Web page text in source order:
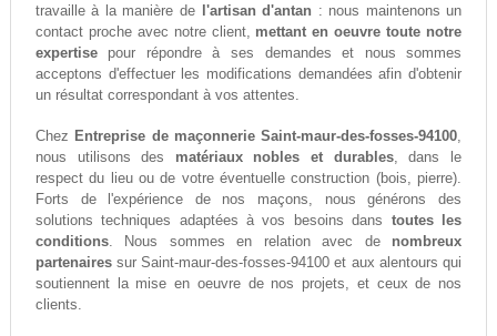
travaille à la manière de
l'artisan d'antan : nous maintenons un
contact proche avec notre client, mettant en oeuvre toute notre
expertisepour répondre à ses demandes et nous sommes
acceptons d'effectuer les modifications demandées afin d'obtenir
un résultat correspondant à vos attentes.
Chez Entreprise de maçonnerie Saint-maur-des-fosses-94100,
nous utilisons des matériaux nobles et durables, dans le
respect du lieu ou de votre éventuelle construction (bois, pierre).
Forts de l'expérience de nos maçons, nous générons des
solutions techniques adaptées à vos besoins dans toutes les
conditions. Nous sommes en relation avec de nombreux
partenairessur Saint-maur-des-fosses-94100 et aux alentours qui
soutiennent la mise en oeuvre de nos projets, et ceux de nos
clients.